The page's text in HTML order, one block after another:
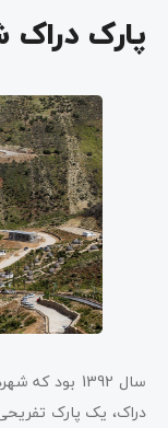
پارک دراک
سال 1392
دراک، یک پارک